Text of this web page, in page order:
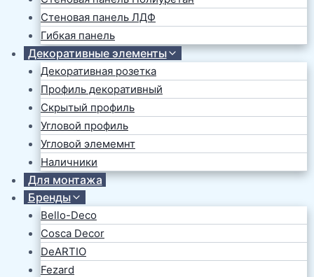
Стеновая панель ЛДФ
Гибкая панель
Декоративные элементы
Декоративная розетка
Профиль декоративный
Скрытый профиль
Угловой профиль
Угловой элемемнт
Наличники
Для монтажа
Бренды
Bello-Deco
Cosca Decor
DeARTIO
Fezard